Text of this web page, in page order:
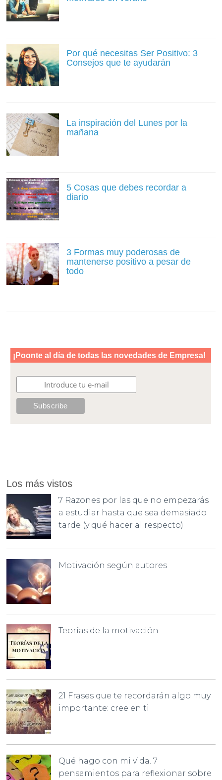
Por qué necesitas Ser Positivo: 3
Consejos que te ayudarán
La inspiración del Lunes por la
mañana
5 Cosas que debes recordar a
diario
3 Formas muy poderosas de
mantenerse positivo a pesar de
todo
Los más vistos
7 Razones por las que no empezarás
a estudiar hasta que sea demasiado
tarde (y qué hacer al respecto)
Motivación según autores
Teorías de la motivación
21 Frases que te recordarán algo muy
importante: cree en ti
Qué hago con mi vida. 7
pensamientos para reflexionar sobre